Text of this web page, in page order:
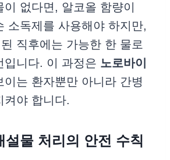
없다면, 알코올 함량이
소독제를 사용해야 하지만,
직후에는 가능한 한 물로
입니다. 이 과정은 노로바이
이는 환자뿐만 아니라 간병
켜야 합니다.
설물 처리의 안전 수칙